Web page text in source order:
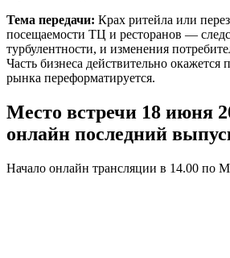
Тема передачи: Крах ритейла или
посещаемости ТЦ и ресторанов —
турбулентности, и изменения
Часть бизнеса действительно окажется
рынка переформатируется.
Место встречи 18 июня
онлайн последний
Начало онлайн трансляции в 14.00 по